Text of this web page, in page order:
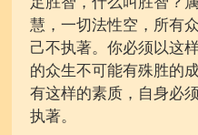
慧，一切法性空，所有
己不执著。你必须以这
的众生不可能有殊胜的
有这样的素质，自身必
执著。